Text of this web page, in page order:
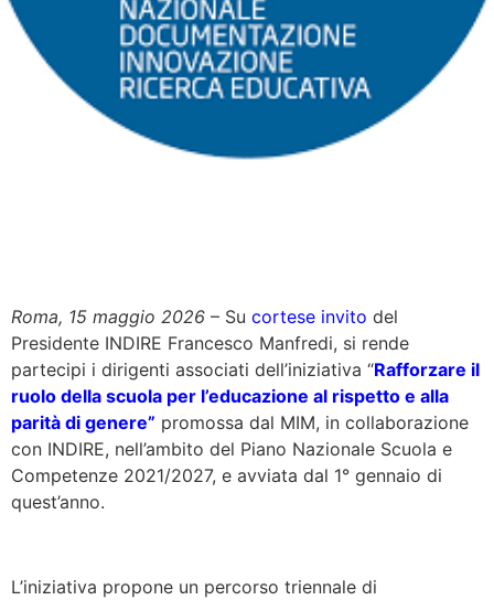
Roma, 15 maggio 2026 – Su cortese invito del
Presidente INDIRE Francesco Manfredi, si rende
partecipi i dirigenti associati dell’iniziativa “Rafforzare il
ruolo della scuola per l’educazione al rispetto e alla
parità di genere” promossa dal MIM, in collaborazione
con INDIRE, nell’ambito del Piano Nazionale Scuola e
Competenze 2021/2027, e avviata dal 1° gennaio di
quest’anno.
L’iniziativa propone un percorso triennale di